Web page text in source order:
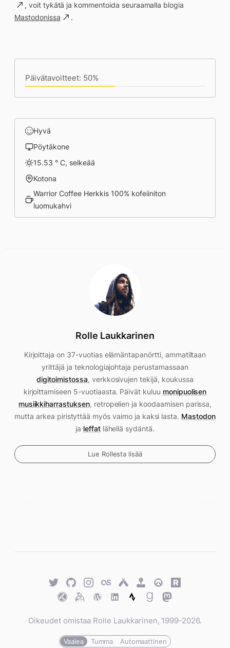
, voit tykätä ja kommentoida seuraamalla blogia
Mastodonissa
.
Päivätavoitteet: 50%
Hyvä
Pöytäkone
15.53 ° C, selkeää
Kotona
Warrior Coffee Herkkis 100% kofeiiniton
luomukahvi
Rolle Laukkarinen
Kirjoittaja on 37-vuotias elämäntapanörtti, ammatiltaan
yrittäjä ja teknologiajohtaja perustamassaan
digitoimistossa, verkkosivujen tekijä, koukussa
kirjoittamiseen 5-vuotiaasta. Päivät kuluu monipuolisen
musiikkiharrastuksen, retropelien ja koodaamisen parissa,
mutta arkea piristyttää myös vaimo ja kaksi lasta. Mastodon
ja leffatlähellä sydäntä.
Lue Rollesta lisää
TwitterGitHubTwitterLast.fmUntappd
Retro
Achievements
Overwatch
Rawg.io
TraktKeybaseWordPress
WordPress
StravaGoodreads
Mastodon
Oikeudet omistaa Rolle Laukkarinen, 1999-2026.
Vaalea Tumma Automaattinen